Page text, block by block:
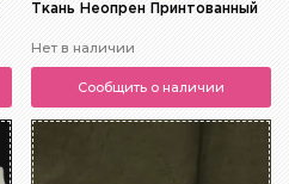
Ткань Неопрен Принтованный
Нет в наличии
Сообщить о наличии